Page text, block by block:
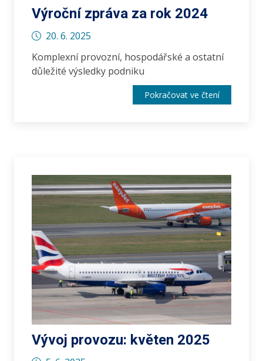
Výroční zpráva za rok 2024
20. 6. 2025
Komplexní provozní, hospodářské a ostatní
důležité výsledky podniku
Pokračovat ve čtení
Vývoj provozu: květen 2025